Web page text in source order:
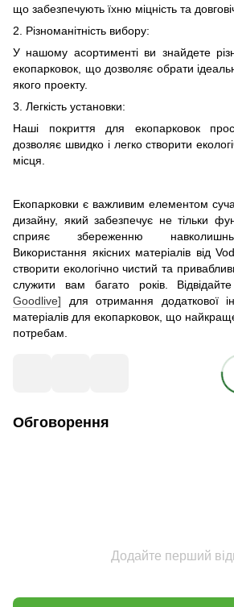
що забезпечують їхню міцність та
2. Різноманітність вибору:
У нашому асортименті ви знайдете
екопарковок, що дозволяє обрати
якого проекту.
3. Легкість установки:
Наші покриття для екопарковок
дозволяє швидко і легко створити
місця.
Екопарковки є важливим елементом
дизайну, який забезпечує не тільки
сприяє збереженню
Використання якісних матеріалів від
створити екологічно чистий та
служити вам багато років.
Goodlive] для отримання додаткової
матеріалів для екопарковок, що
потребам.
Обговорення
Додайте перший